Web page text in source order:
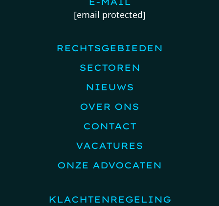
[email protected]
RECHTSGEBIEDEN
SECTOREN
NIEUWS
OVER ONS
CONTACT
VACATURES
ONZE ADVOCATEN
KLACHTENREGELING